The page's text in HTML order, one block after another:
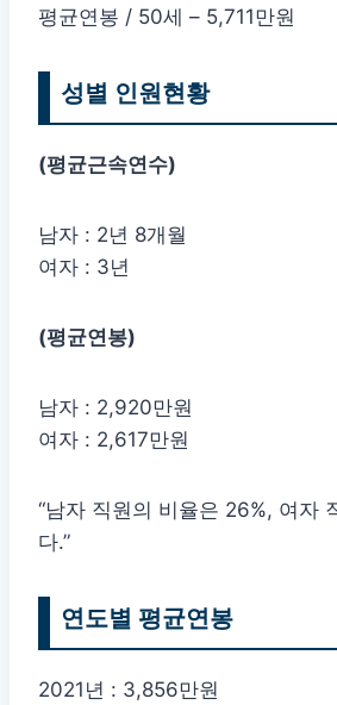
평균연봉 / 50세 – 5,711만원
성별 인원현황
(평균근속연수)
남자 : 2년 8개월
여자 : 3년
(평균연봉)
남자 : 2,920만원
여자 : 2,617만원
“남자 직원의 비율은 26%, 여자
다.”
연도별 평균연봉
2021년 : 3,856만원